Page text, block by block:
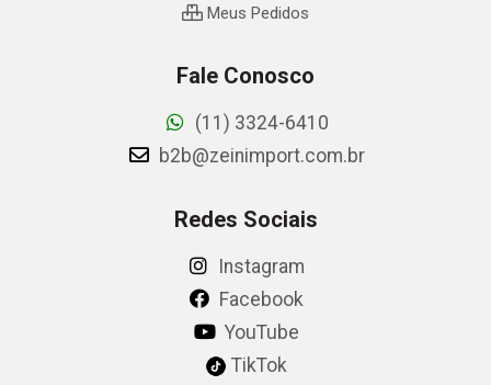
Meus Pedidos
Fale Conosco
(11) 3324-6410
b2b@zeinimport.com.br
Redes Sociais
Instagram
Facebook
YouTube
TikTok